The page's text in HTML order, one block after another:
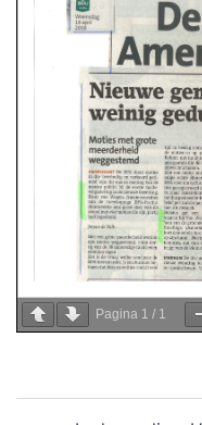
Pagina 1 / 1